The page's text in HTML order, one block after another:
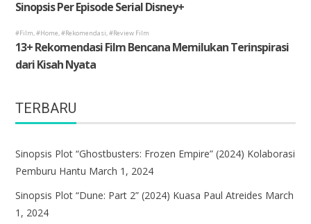
TERBARU
Sinopsis Plot “Ghostbusters: Frozen Empire” (2024) Kolaborasi
Pemburu Hantu March 1, 2024
Sinopsis Plot “Dune: Part 2” (2024) Kuasa Paul Atreides March
1, 2024